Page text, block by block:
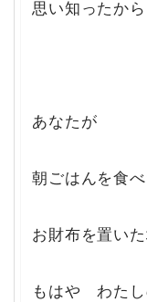
思い知ったから
あなたが
朝ごはんを食
お財布を置い
もはや わたし